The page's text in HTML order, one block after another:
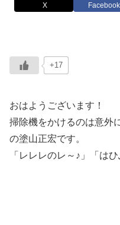
X Facebook
+17
おはようございます！
掃除機をかけるのは意外
の塗山正宏です。
「レレレのレ～♪」「はひ